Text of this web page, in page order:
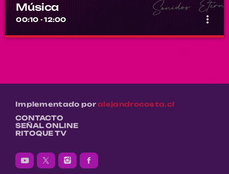
Música
00:10 - 12:00 more_vert
Música
Implementado poralejandrocosta.cl
CONTACTO
SEÑAL ONLINE
RITOQUE TV